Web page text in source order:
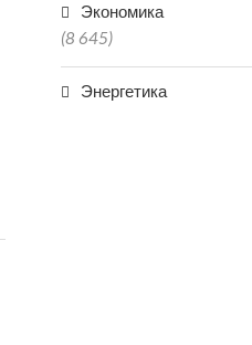
Экономика
(8 645)
Энергетика